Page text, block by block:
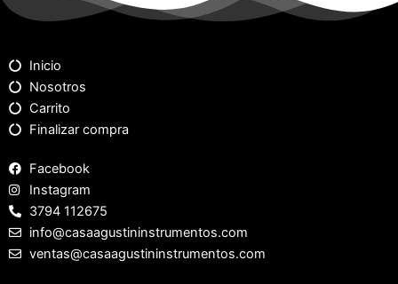
Inicio
Nosotros
Carrito
Finalizar compra
Facebook
Instagram
3794 112675
info@casaagustininstrumentos.com
ventas@casaagustininstrumentos.com